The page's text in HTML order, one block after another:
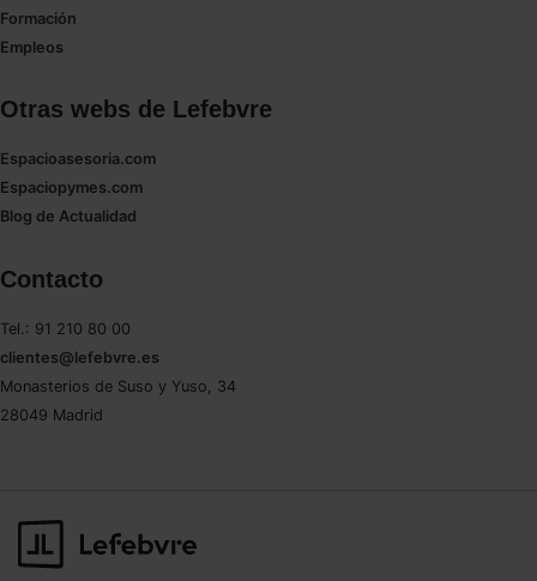
Formación
Empleos
Otras webs de Lefebvre
Espacioasesoria.com
Espaciopymes.com
Blog de Actualidad
Contacto
Tel.: 91 210 80 00
clientes@lefebvre.es
Monasterios de Suso y Yuso, 34
28049 Madrid